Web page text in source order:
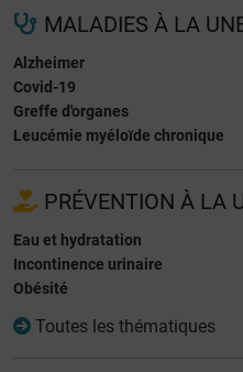
MALADIES À LA
Alzheimer
Covid-19
Greffe d'organes
Leucémie myéloïde chronique
PRÉVENTION À LA
Eau et hydratation
Incontinence urinaire
Obésité
Toutes les thématiques